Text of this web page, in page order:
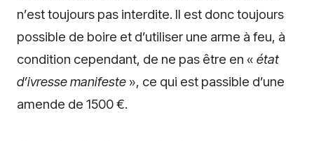
n’est toujours pas interdite. Il est donc toujours
possible de boire et d’utiliser une arme à feu, à
condition cependant, de ne pas être en « état
d’ivresse manifeste », ce qui est passible d’une
amende de 1500 €.